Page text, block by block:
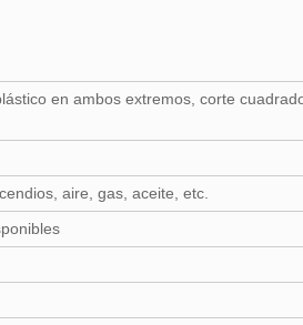
en ambos extremos, corte
aire, gas, aceite, etc.